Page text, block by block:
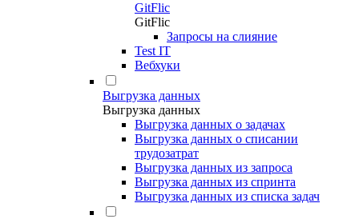
GitFlic
GitFlic
Запросы на слияние
Test IT
Вебхуки
Выгрузка данных
Выгрузка данных
Выгрузка данных о задачах
Выгрузка данных о списании
трудозатрат
Выгрузка данных из запроса
Выгрузка данных из спринта
Выгрузка данных из списка задач